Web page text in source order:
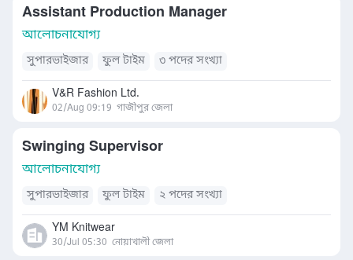
Assistant Production Manager
আলোচনাযোগ্য
সুপারভাইজার ফুল টাইম ৩ পদের সংখ্যা
V&R Fashion Ltd.
02/Aug 09:19 গাজীপুর জেলা
Swinging Supervisor
আলোচনাযোগ্য
সুপারভাইজার ফুল টাইম ২ পদের সংখ্যা
YM Knitwear
30/Jul 05:30 নোয়াখালী জেলা